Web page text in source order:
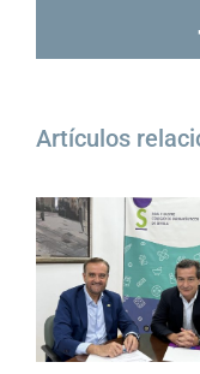
Artículos